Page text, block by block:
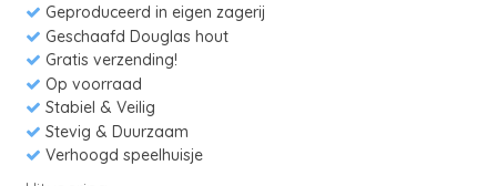
Geproduceerd in eigen zagerij
Geschaafd Douglas hout
Gratis verzending!
Op voorraad
Stabiel & Veilig
Stevig & Duurzaam
Verhoogd speelhuisje